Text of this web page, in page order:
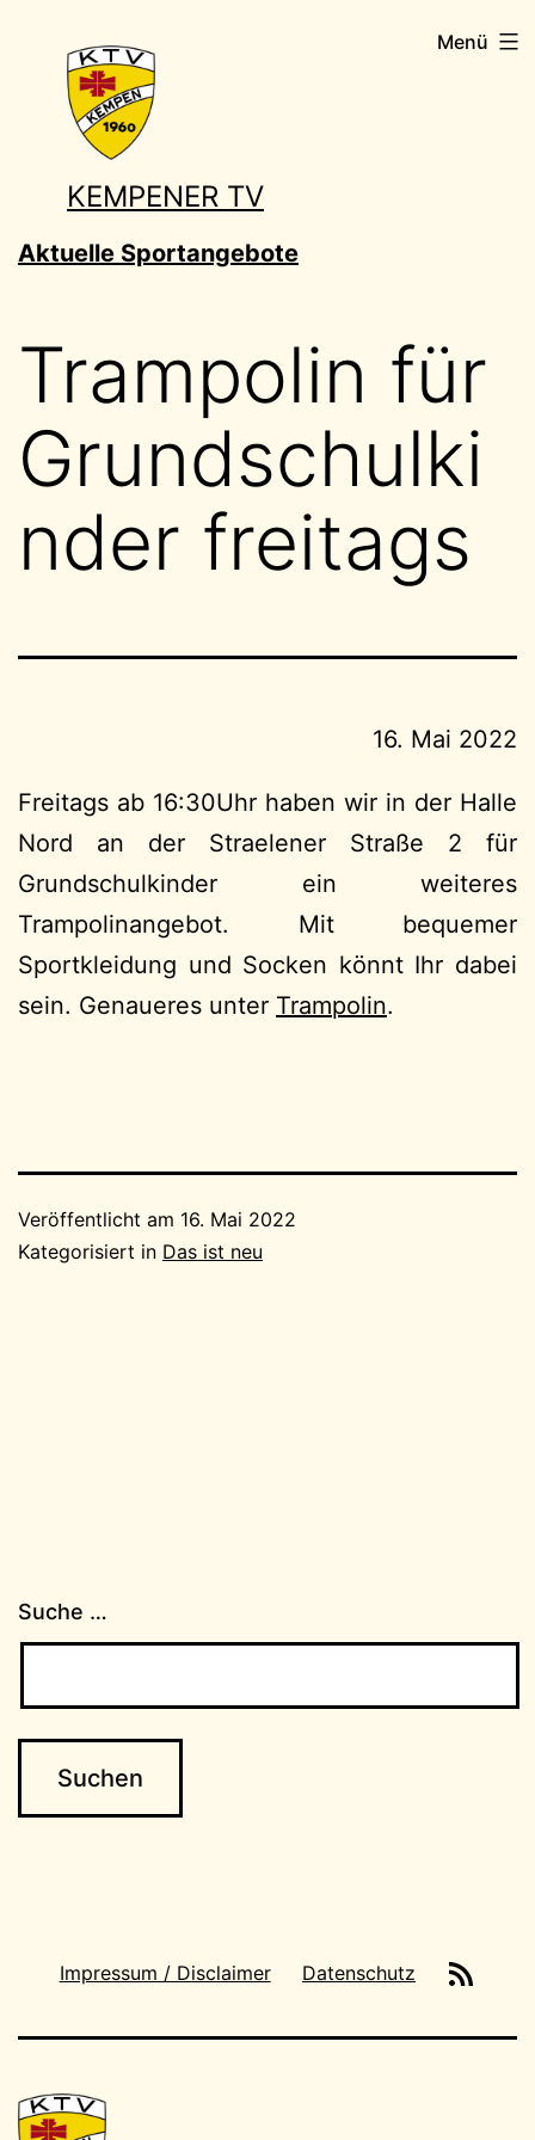
springen
KEMPENER TV
Menü
Aktuelle Sportangebote
Trampolin für
Grundschulki
nder freitags
16. Mai 2022
Freitags ab 16:30Uhr haben wir in der Halle
Nord an der Straelener Straße 2 für
Grundschulkinder ein weiteres
Trampolinangebot. Mit bequemer
Sportkleidung und Socken könnt Ihr dabei
sein. Genaueres unter Trampolin.
Veröffentlicht am 16. Mai 2022
Kategorisiert in Das ist neu
Suche …
Impressum / Disclaimer Datenschutz